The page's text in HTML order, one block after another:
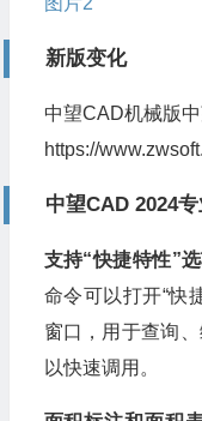
新版变化
中望CAD机械版
https://
中望CAD 2024
支持“快捷特性”选
命令可以打开“快
窗口，用于查询
以快速调用。